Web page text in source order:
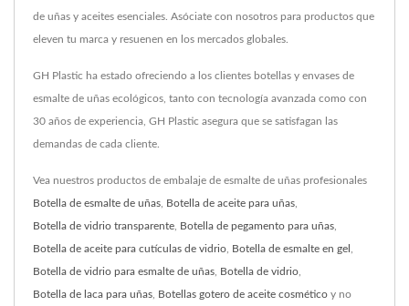
de uñas y aceites esenciales. Asóciate con nosotros para productos que
eleven tu marca y resuenen en los mercados globales.
GH Plastic ha estado ofreciendo a los clientes botellas y envases de
esmalte de uñas ecológicos, tanto con tecnología avanzada como con
30 años de experiencia, GH Plastic asegura que se satisfagan las
demandas de cada cliente.
Vea nuestros productos de embalaje de esmalte de uñas profesionales
Botella de esmalte de uñas Botella de aceite para uñas
Botella de vidrio transparente Botella de pegamento para uñas
Botella de aceite para cutículas de vidrio Botella de esmalte en gel
Botella de vidrio para esmalte de uñas Botella de vidrio
Botella de laca para uñas Botellas gotero de aceite cosmético y no